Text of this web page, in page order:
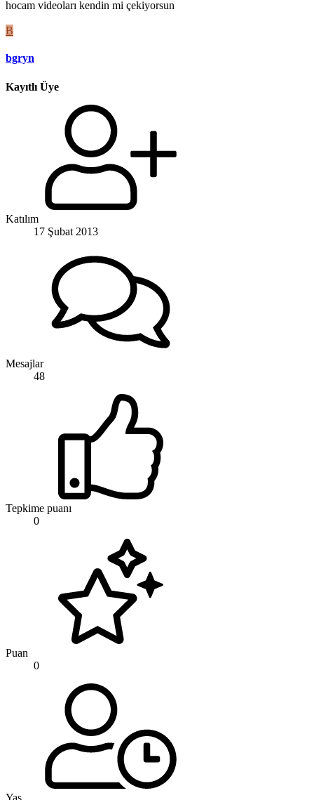
hocam videoları kendin mi çekiyorsun
B
bgryn
Kayıtlı Üye
Katılım
17 Şubat 2013
Mesajlar
48
Tepkime puanı
0
Puan
0
Yaş